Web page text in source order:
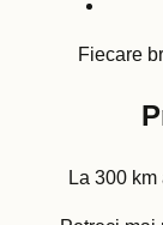
Fiecare
La 300